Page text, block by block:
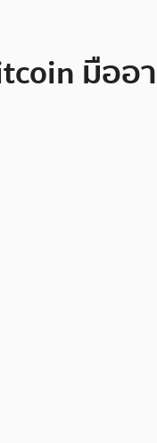
มืออ